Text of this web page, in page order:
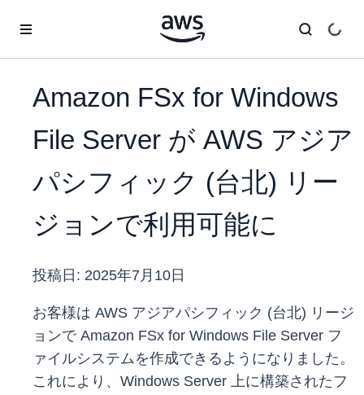
Amazon FSx for Windows
File Server が AWS アジア
パシフィック (台北) リー
ジョンで利用可能に
投稿日: 2025年7月10日
お客様は AWS アジアパシフィック (台北) リージ
ョンで Amazon FSx for Windows File Server フ
ァイルシステムを作成できるようになりました。
これにより、Windows Server 上に構築されたフ